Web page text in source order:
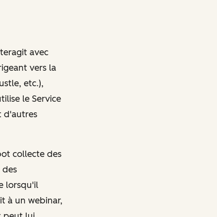
avec
vers la
etc.),
le Service
d'autres
collecte des
des
lorsqu'il
à un webinar,